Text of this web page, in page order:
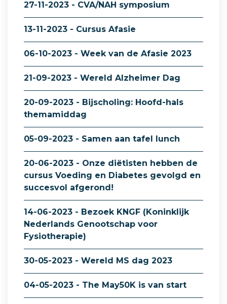
27-11-2023 - CVA/NAH symposium
13-11-2023 - Cursus Afasie
06-10-2023 - Week van de Afasie 2023
21-09-2023 - Wereld Alzheimer Dag
20-09-2023 - Bijscholing: Hoofd-hals
themamiddag
05-09-2023 - Samen aan tafel lunch
20-06-2023 - Onze diëtisten hebben de
cursus Voeding en Diabetes gevolgd en
succesvol afgerond!
14-06-2023 - Bezoek KNGF (Koninklijk
Nederlands Genootschap voor
Fysiotherapie)
30-05-2023 - Wereld MS dag 2023
04-05-2023 - The May50K is van start